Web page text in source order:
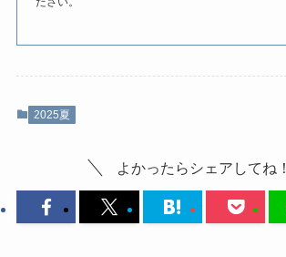
2025夏
よかったらシェアしてね！